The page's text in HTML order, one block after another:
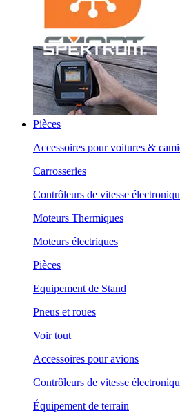
Pièces
Accessoires pour voitures &
Carrosseries
Contrôleurs de vitesse
Moteurs Thermiques
Moteurs électriques
Pièces
Equipement de Stand
Pneus et roues
Voir tout
Accessoires pour avions
Contrôleurs de vitesse
Équipement de terrain